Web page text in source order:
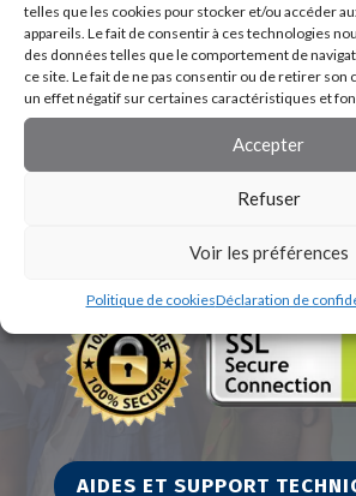
telles que les cookies pour stocker et/ou accéder
appareils. Le fait de consentir à ces technologies
des données telles que le comportement de
ce site. Le fait de ne pas consentir ou de retirer
un effet négatif sur certaines caractéristiques et
Accepter
Refuser
Voir les préférences
Politique de cookiesDéclaration de
AIDES ET SUPPORT